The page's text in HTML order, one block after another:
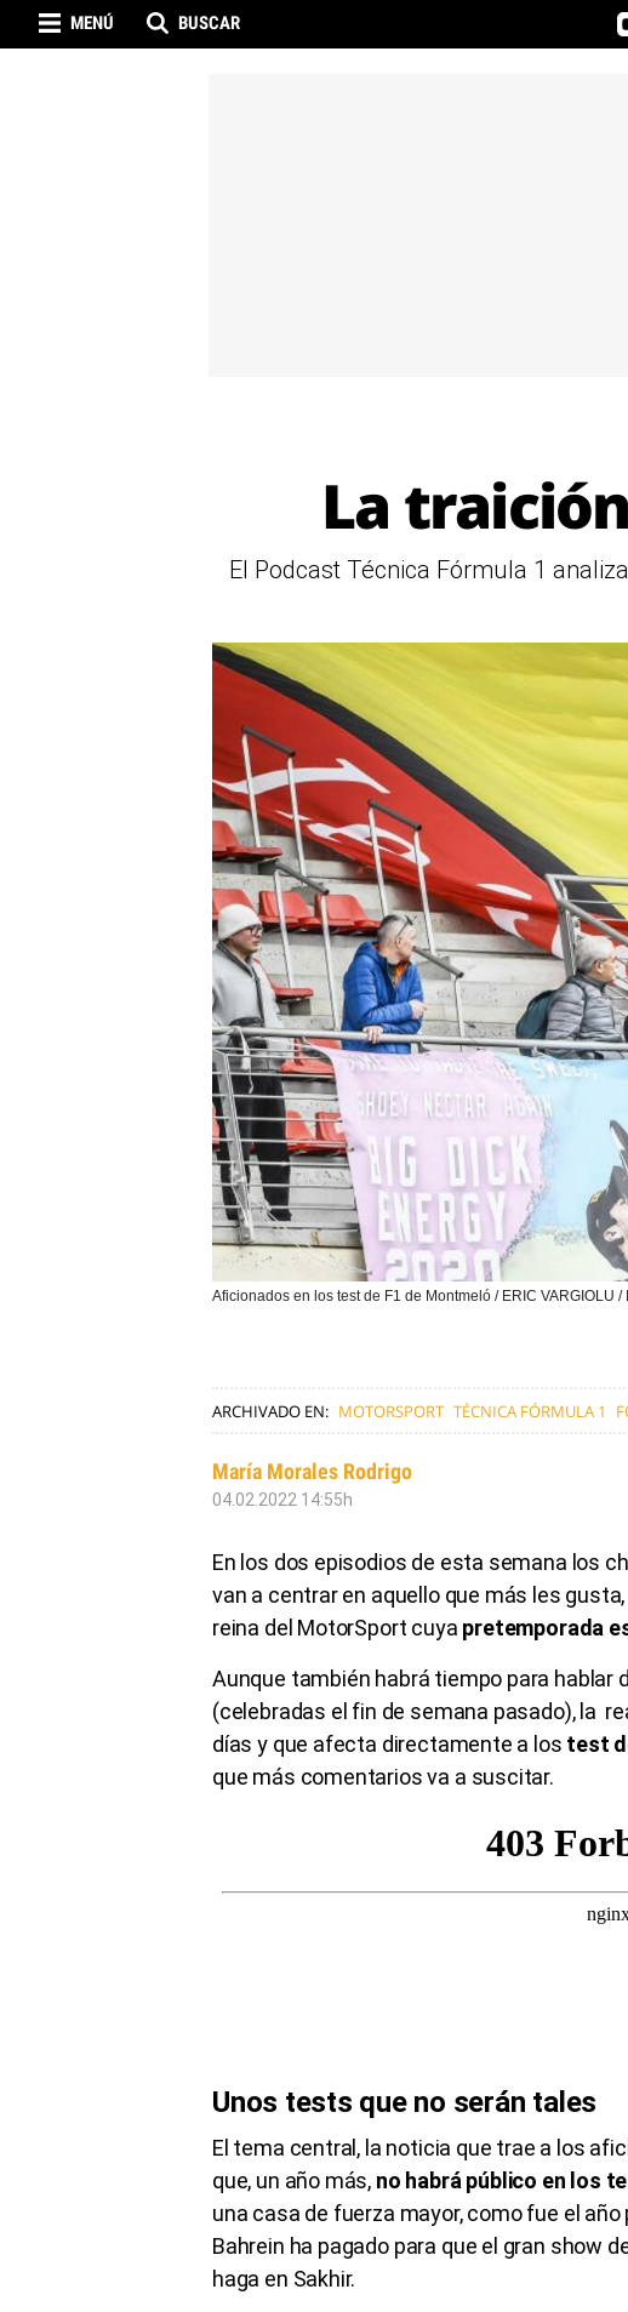
MENÚ BUSCAR
La
El Podcast Técnica Fórmula 1
Aficionados en los test de F1 de Montmeló / ERIC VARGIOLU /
ARCHIVADO EN: MOTORSPORT TÉCNICA FÓRMULA 1
María Morales Rodrigo
04.02.2022 14:55h
En los dos episodios de esta semana los
van a centrar en aquello que más les
reina del MotorSport cuya pretemporada
Aunque también habrá tiempo para hablar
(celebradas el fin de semana pasado), la
días y que afecta directamente a los test
que más comentarios va a suscitar.
Unos tests que no serán tales
El tema central, la noticia que trae a los
que, un año más, no habrá público en los
una casa de fuerza mayor, como fue el
Bahrein ha pagado para que el gran show
haga en Sakhir.